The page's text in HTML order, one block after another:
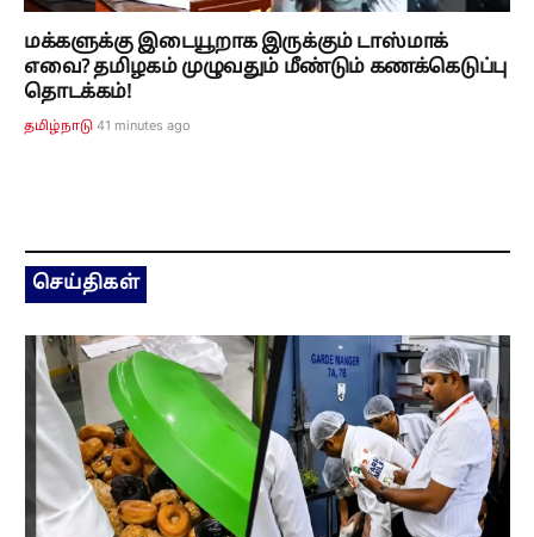
மக்களுக்கு இடையூறாக இருக்கும் டாஸ்மாக்
எவை? தமிழகம் முழுவதும் மீண்டும் கணக்கெடுப்பு
தொடக்கம்!
தமிழ்நாடு 41 minutes ago
செய்திகள்